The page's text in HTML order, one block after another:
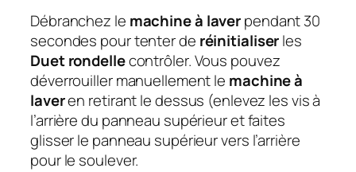
Débranchez le machine à laverpendant 30
secondes pour tenter de réinitialiserles
Duet rondellecontrôler. Vous pouvez
déverrouiller manuellement le machine à
laveren retirant le dessus (enlevez les vis à
l’arrière du panneau supérieur et faites
glisser le panneau supérieur vers l’arrière
pour le soulever.